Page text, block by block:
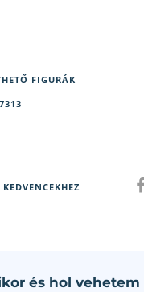
FIGURÁK
és hol vehetem